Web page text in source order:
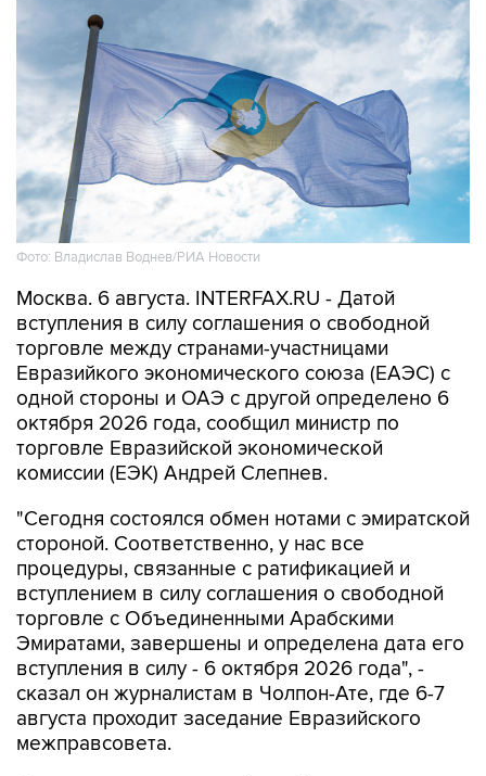
Фото: Владислав Воднев/РИА Новости
Москва. 6 августа. INTERFAX.RU - Датой
вступления в силу соглашения о свободной
торговле между странами-участницами
Евразийкого экономического союза (ЕАЭС) с
одной стороны и ОАЭ с другой определено 6
октября 2026 года, сообщил министр по
торговле Евразийской экономической
комиссии (ЕЭК) Андрей Слепнев.
"Сегодня состоялся обмен нотами с эмиратской
стороной. Соответственно, у нас все
процедуры, связанные с ратификацией и
вступлением в силу соглашения о свободной
торговле с Объединенными Арабскими
Эмиратами, завершены и определена дата его
вступления в силу - 6 октября 2026 года", -
сказал он журналистам в Чолпон-Ате, где 6-7
августа проходит заседание Евразийского
межправсовета.